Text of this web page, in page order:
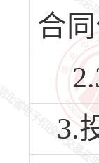
合
3.